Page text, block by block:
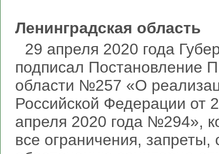
Ленинградская область
29 апреля 2020 года
подписал Постановление
области №257 «О
Российской Федерации от
апреля 2020 года №294»,
все ограничения,